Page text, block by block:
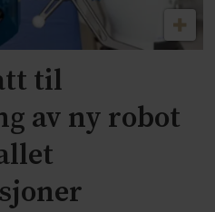
til
av ny robot